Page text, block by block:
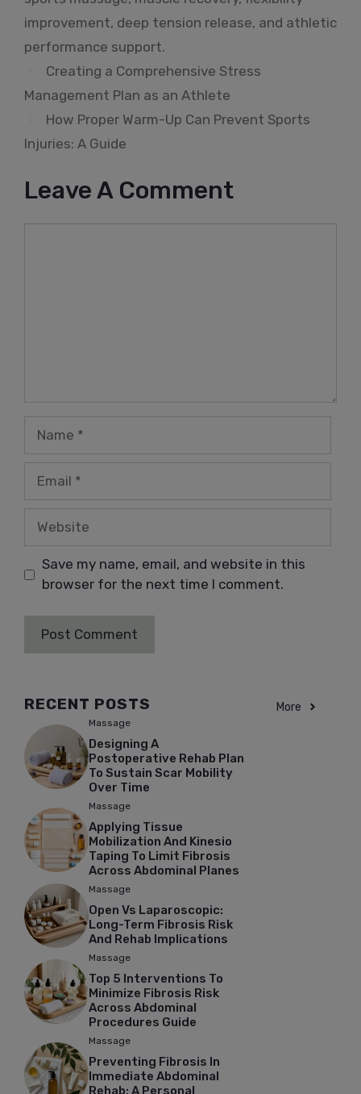
improvement, deep tension release, and athletic
performance support.
Creating a Comprehensive Stress
Management Plan as an Athlete
How Proper Warm-Up Can Prevent Sports
Injuries: A Guide
Leave A Comment
Save my name, email, and website in this
browser for the next time I comment.
RECENT POSTS More
Massage
Designing A
Postoperative Rehab Plan
To Sustain Scar Mobility
Over Time
Massage
Applying Tissue
Mobilization And Kinesio
Taping To Limit Fibrosis
Across Abdominal Planes
Massage
Open Vs Laparoscopic:
Long-Term Fibrosis Risk
And Rehab Implications
Massage
Top 5 Interventions To
Minimize Fibrosis Risk
Across Abdominal
Procedures Guide
Massage
Preventing Fibrosis In
Immediate Abdominal
Rehab: A Personal